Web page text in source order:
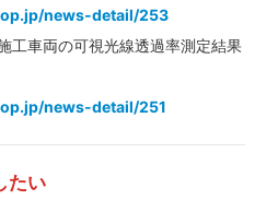
news-detail/253
工車両の可視光線透過率測定結果
news-detail/251
たい